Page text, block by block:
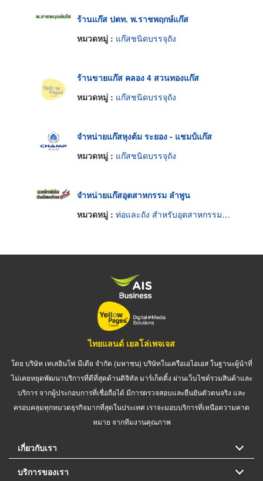
ร้านแก๊ส ปตท. พ.ราชพฤกษ์แก๊ส
หมวดหมู่ : แก๊สชนิดบรรจุถัง
ร้านขายแก๊ส คลอง 4 สวนทองแก๊ส
หมวดหมู่ : แก๊สชนิดบรรจุถัง
จำหน่ายแก๊สหุงต้ม ระยอง - แชมป์แก๊ส
หมวดหมู่ : แก๊สชนิดบรรจุถัง
จำหน่ายแก๊สอุตสาหกรรม ลำพูน
หมวดหมู่ : ท่อและถัง สำหรับอุตสาหกรรมและเวชกรรมแก๊ส
ไทยแลนด์ เยลโล่เพจเจส
โดย บริษัท เทเลอินโฟ มีเดีย จำกัด (มหาชน) บริษัทในเครือเอไอเอส ในฐานะผู้นำที่
ไม่เคยหยุดพัฒนาบริการที่ดีที่สุดด้านดิจิทัล มาร์เก็ตติ้ง ผ่านเว็บไซต์รวมสินค้าและ
บริการ จากผู้ประกอบการที่เชื่อถือได้ มีการตรวจสอบและยืนยันตัวตนจริง และ
ครอบคลุมทุกหมวดธุรกิจมากที่สุดในประเทศ เราจะมอบบริการที่เหนือความคาด
หมาย จากทีมงานคุณภาพ
เกี่ยวกับเรา
บริการของเรา